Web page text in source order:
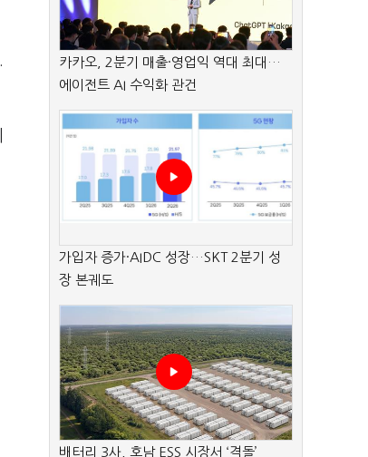
카카오, 2분기 매출·영업익 역대 최대…
에이전트 AI 수익화 관건
가입자 증가·AIDC 성장…SKT 2분기 성
장 본궤도
배터리 3사, 호남 ESS 시장서 ‘격돌’